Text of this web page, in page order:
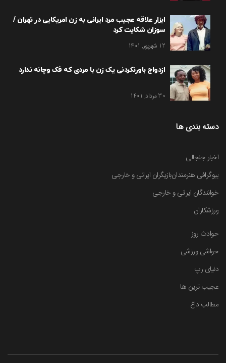
ابزار علاقه عجیب مرد ایرانی به زن امریکایی در تهران /
سوزان شکایت کرد
12 شهریور, 1401
ازدواج باورنکردنی یک زن با مردی که فک وچانه ندارد
30 مرداد, 1401
دسته بندی ها
اخبار جنجالی
بیوگرافی هنرمندانبازیگران ایرانی و خارجی
خوانندگان ایرانی و خارجی
ورزشکاران
حوادث روز
حواشی ورزشی
دنیای رپ
عجیب ترین ها
مطالب داغ